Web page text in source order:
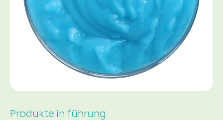
Produkte in führung